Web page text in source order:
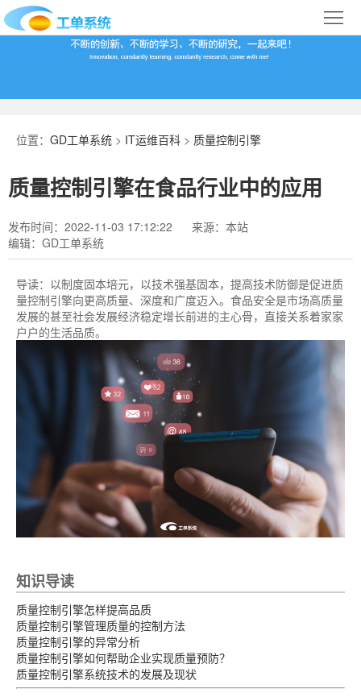
首
百
科
下
载
于
我
行
业
位置： GD工单系统 > IT运维百科 > 质量控制引擎
质量控制引擎在食品行业中的应用
发布时间：2022-11-03 17:12:22
来源：本站
编辑：GD工单系统
导读： 以制度固本培元，以技术强基固本，提高技术防御是促进质
量控制引擎向更高质量、深度和广度迈入。食品安全是市场高质量
发展的甚至社会发展经济稳定增长前进的主心骨，直接关系着家家
户户的生活品质。
知识导读
质量控制引擎怎样提高品质
质量控制引擎管理质量的控制方法
质量控制引擎的异常分析
质量控制引擎如何帮助企业实现质量预防？
质量控制引擎系统技术的发展及现状